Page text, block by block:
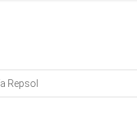
Repsol